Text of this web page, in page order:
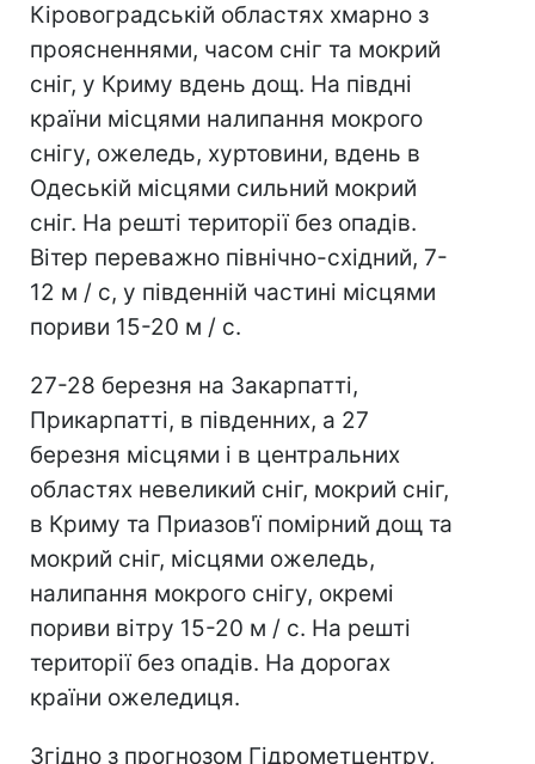
Кіровоградській областях хмарно з
проясненнями, часом сніг та мокрий
сніг, у Криму вдень дощ. На півдні
країни місцями налипання мокрого
снігу, ожеледь, хуртовини, вдень в
Одеській місцями сильний мокрий
сніг. На решті території без опадів.
Вітер переважно північно-східний, 7-
12 м / с, у південній частині місцями
пориви 15-20 м / с.
27-28 березня на Закарпатті,
Прикарпатті, в південних, а 27
березня місцями і в центральних
областях невеликий сніг, мокрий сніг,
в Криму та Приазов'ї помірний дощ та
мокрий сніг, місцями ожеледь,
налипання мокрого снігу, окремі
пориви вітру 15-20 м / с. На решті
території без опадів. На дорогах
країни ожеледиця.
Згідно з прогнозом Гідрометцентру,